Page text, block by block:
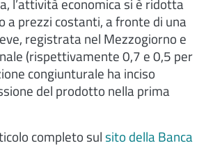
a prezzi costanti, a fronte di una
registrata nel Mezzogiorno e
(rispettivamente 0,7 e 0,5 per
congiunturale ha inciso
del prodotto nella prima
completo sul sito della Banca